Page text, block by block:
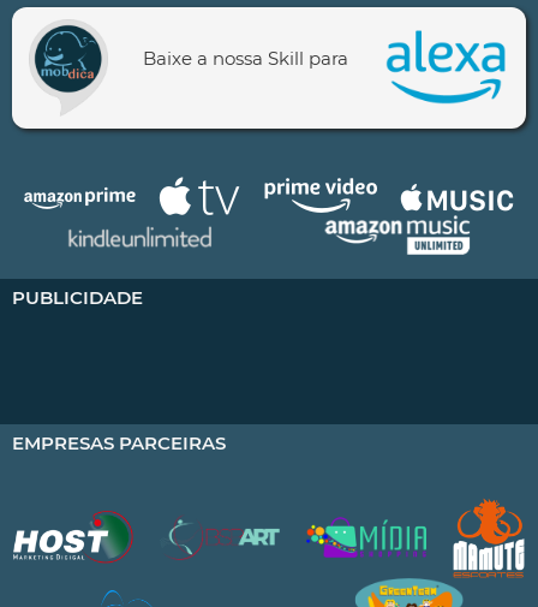
Baixe a nossa Skill para
PUBLICIDADE
EMPRESAS PARCEIRAS